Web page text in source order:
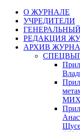
О ЖУРНАЛЕ
УЧРЕДИТЕЛИ
РЕДАКЦИЯ
АРХИВ